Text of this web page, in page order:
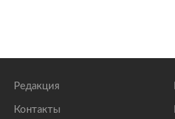
Редакция
Контакты